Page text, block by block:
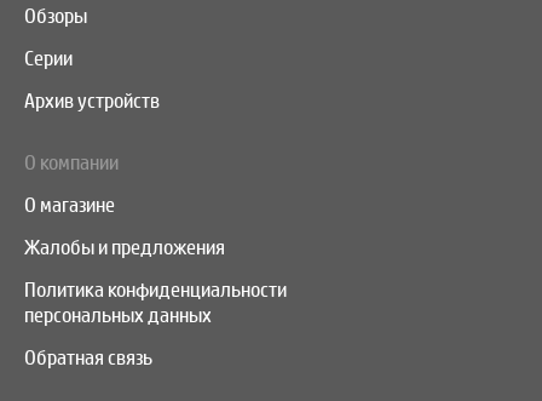
Обзоры
Серии
Архив устройств
О компании
О магазине
Жалобы и предложения
Политика конфиденциальности
персональных данных
Обратная связь